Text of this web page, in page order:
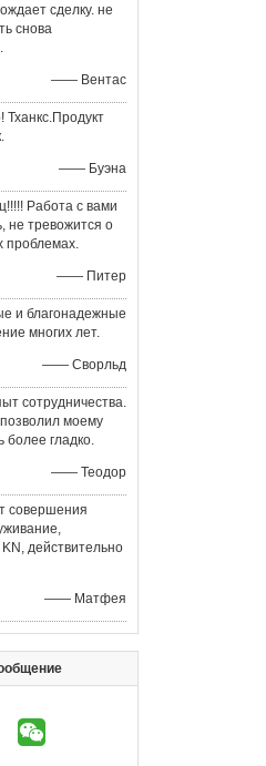
сделку. не
снова
—— Вентас
Тханкс.Продукт
—— Буэна
Работа с вами
не тревожится о
проблемах.
—— Питер
и благонадежные
многих лет.
—— Сворльд
сотрудничества.
моему
более гладко.
—— Теодор
совершения
действительно
—— Матфея